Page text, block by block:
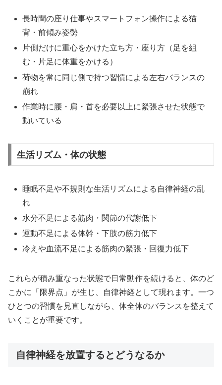
長時間の座り仕事やスマートフォン操作による猫
背・前傾み姿勢
片側だけに重心をかけた立ち方・座り方（足を組
む・片足に体重をかける）
荷物を常に同じ側で持つ習慣による左右バランスの
崩れ
作業時に腰・肩・首を必要以上に緊張させた状態で
動いている
生活リズム・体の状態
睡眠不足や不規則な生活リズムによる自律神経の乱
れ
水分不足による筋肉・関節の代謝低下
運動不足による体幹・下肢の筋力低下
冷えや血流不足による筋肉の緊張・回復力低下
これらが積み重なった状態で日常動作を続けると、体のど
こかに「限界点」が生じ、自律神経として現れます。一つ
ひとつの習慣を見直しながら、体全体のバランスを整えて
いくことが重要です。
自律神経を放置するとどうなるか